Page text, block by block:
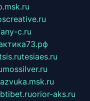
c.ru
tesiaes.ru
mossilver.ru
orior-aks.ru